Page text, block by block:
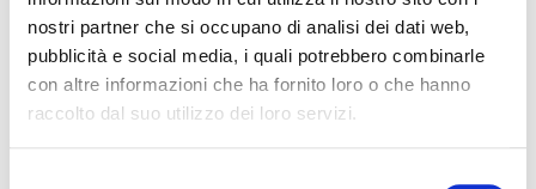
nostri partner che si occupano di analisi dei dati web,
pubblicità e social media, i quali potrebbero combinarle
con altre informazioni che ha fornito loro o che hanno
raccolto dal suo utilizzo dei loro servizi.
ABFNEWS
27 Luglio 2026 Libri di testo – AF26-27